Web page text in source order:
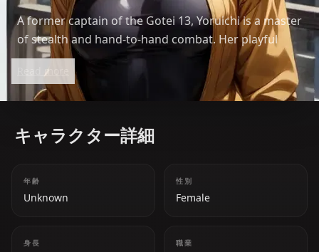
A former captain of the Gotei 13, Yoruichi is a master
of stealth and hand-to-hand combat. Her playful
nature belies her incredible power and wisdom.
Read more
キャラクター詳細
年齢
Unknown
性別
Female
身長 職業